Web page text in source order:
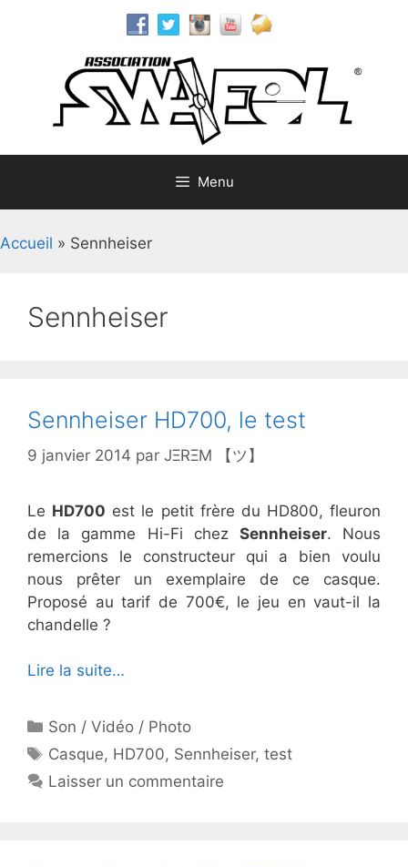
Menu
Accueil » Sennheiser
Sennheiser
Sennheiser HD700, le test
9 janvier 2014 par JΞRΞM 【ツ】
Le HD700 est le petit frère du HD800, fleuron
de la gamme Hi-Fi chez Sennheiser. Nous
remercions le constructeur qui a bien voulu
nous prêter un exemplaire de ce casque.
Proposé au tarif de 700€, le jeu en vaut-il la
chandelle ?
Lire la suite…
Catégories
Son / Vidéo / Photo
Étiquettes
Casque, HD700, Sennheiser,test
Laisser un commentaire